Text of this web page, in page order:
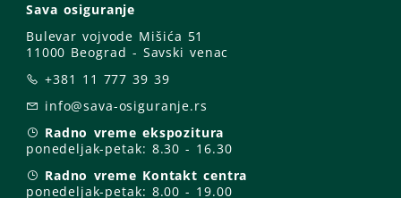
Sava osiguranje
Bulevar vojvode Mišića 51
11000 Beograd - Savski venac
+381 11 777 39 39
info@sava-osiguranje.rs
Radno vreme ekspozitura
ponedeljak-petak: 8.30 - 16.30
Radno vreme Kontakt centra
ponedeljak-petak: 8.00 - 19.00